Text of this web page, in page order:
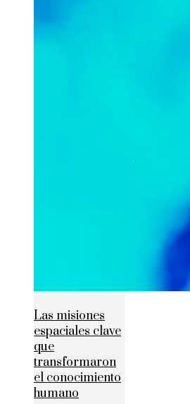
Las misiones
espaciales clave
que
transformaron
el conocimiento
humano